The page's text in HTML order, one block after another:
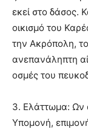
εκεί στο δάσος.
οικισμό του
την Ακρόπολη,
ανεπανάληπτη
οσμές του
3. Ελάττωμα: Ων
Υπομονή,